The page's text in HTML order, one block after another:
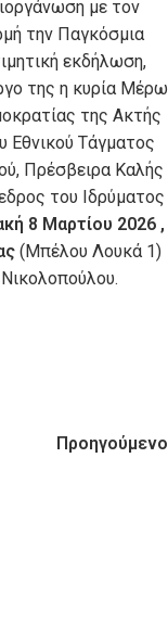
με τον
την Παγκόσμια
εκδήλωση,
της η κυρία Μέρω
της Ακτής
Εθνικού Τάγματος
Πρέσβειρα Καλής
του Ιδρύματος
8 Μαρτίου 2026 ,
(Μπέλου Λουκά 1)
Προηγούμενο